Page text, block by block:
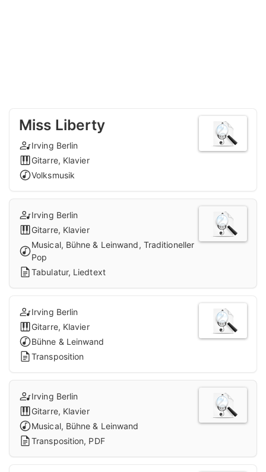
Miss Liberty
Irving Berlin
Gitarre, Klavier
Volksmusik
Irving Berlin
Gitarre, Klavier
Musical, Bühne & Leinwand, Traditioneller
Pop
Tabulatur, Liedtext
Irving Berlin
Gitarre, Klavier
Bühne & Leinwand
Transposition
Irving Berlin
Gitarre, Klavier
Musical, Bühne & Leinwand
Transposition, PDF